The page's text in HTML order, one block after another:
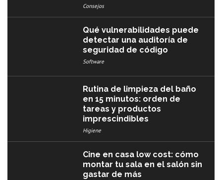
Consejos
Qué vulnerabilidades puede
detectar una auditoría de
seguridad de código
Software
Rutina de limpieza del baño
en 15 minutos: orden de
tareas y productos
imprescindibles
Higiene
Cine en casa low cost: cómo
montar tu sala en el salón sin
gastar de más